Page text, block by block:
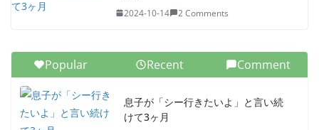
2024-10-14 2 Comments
Popular Recent Comment
息子が「シー行きたいよ」と言い続
けて3ヶ月